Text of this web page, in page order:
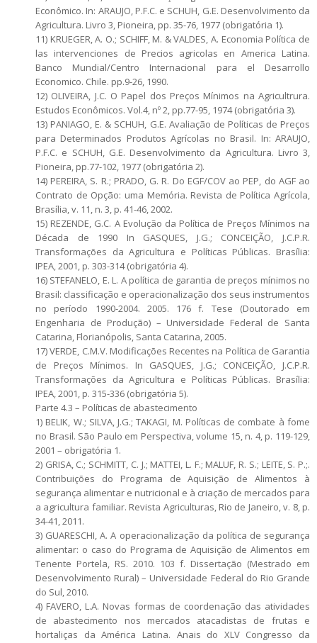
Econômico. In: ARAUJO, P.F.C. e SCHUH, G.E. Desenvolvimento da
Agricultura. Livro 3, Pioneira, pp. 35-76, 1977 (obrigatória 1).
11) KRUEGER, A. O.; SCHIFF, M. & VALDES, A. Economia Política de
las intervenciones de Precios agricolas en America Latina.
Banco Mundial/Centro Internacional para el Desarrollo
Economico. Chile. pp.9-26, 1990.
12) OLIVEIRA, J.C. O Papel dos Preços Mínimos na Agricultrura.
Estudos Econômicos. Vol.4, nº 2, pp.77-95, 1974 (obrigatória 3).
13) PANIAGO, E. & SCHUH, G.E. Avaliação de Políticas de Preços
para Determinados Produtos Agrícolas no Brasil. In: ARAUJO,
P.F.C. e SCHUH, G.E. Desenvolvimento da Agricultura. Livro 3,
Pioneira, pp.77-102, 1977 (obrigatória 2).
14) PEREIRA, S. R.; PRADO, G. R. Do EGF/COV ao PEP, do AGF ao
Contrato de Opção: uma Memória. Revista de Política Agrícola,
Brasília, v. 11, n. 3, p. 41-46, 2002.
15) REZENDE, G.C. A Evolução da Política de Preços Mínimos na
Década de 1990 In GASQUES, J.G.; CONCEIÇÃO, J.C.P.R.
Transformações da Agricultura e Políticas Públicas. Brasília:
IPEA, 2001, p. 303-314 (obrigatória 4).
16) STEFANELO, E. L. A política de garantia de preços mínimos no
Brasil: classificação e operacionalização dos seus instrumentos
no período 1990-2004. 2005. 176 f. Tese (Doutorado em
Engenharia de Produção) – Universidade Federal de Santa
Catarina, Florianópolis, Santa Catarina, 2005.
17) VERDE, C.M.V. Modificações Recentes na Política de Garantia
de Preços Mínimos. In GASQUES, J.G.; CONCEIÇÃO, J.C.P.R.
Transformações da Agricultura e Políticas Públicas. Brasília:
IPEA, 2001, p. 315-336 (obrigatória 5).
Parte 4.3 – Políticas de abastecimento
1) BELIK, W.; SILVA, J.G.; TAKAGI, M. Políticas de combate à fome
no Brasil. São Paulo em Perspectiva, volume 15, n. 4, p. 119-129,
2001 – obrigatória 1.
2) GRISA, C.; SCHMITT, C. J.; MATTEI, L. F.; MALUF, R. S.; LEITE, S. P.;.
Contribuições do Programa de Aquisição de Alimentos à
segurança alimentar e nutricional e à criação de mercados para
a agricultura familiar. Revista Agriculturas, Rio de Janeiro, v. 8, p.
34-41, 2011.
3) GUARESCHI, A. A operacionalização da política de segurança
alimentar: o caso do Programa de Aquisição de Alimentos em
Tenente Portela, RS. 2010. 103 f. Dissertação (Mestrado em
Desenvolvimento Rural) – Universidade Federal do Rio Grande
do Sul, 2010.
4) FAVERO, L.A. Novas formas de coordenação das atividades
de abastecimento nos mercados atacadistas de frutas e
hortaliças da América Latina. Anais do XLV Congresso da